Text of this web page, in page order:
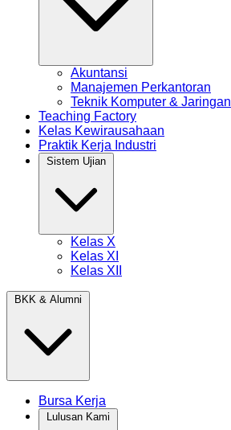
Akuntansi
Manajemen Perkantoran
Teknik Komputer & Jaringan
Teaching Factory
Kelas Kewirausahaan
Praktik Kerja Industri
Kelas X
Kelas XI
Kelas XII
Bursa Kerja